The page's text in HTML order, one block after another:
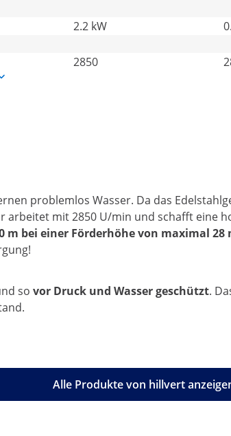
2.2 kW
2850
problemlos Wasser. Da das
arbeitet mit 2850 U/min und schafft eine
m bei einer Förderhöhe von maximal 28
so vor Druck und Wasser geschützt.
Alle Produkte von hillvert